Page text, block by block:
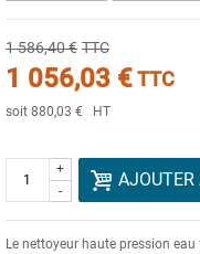
1 586,40 € TTC
1 056,03 €TTC
soit 880,03 € HT
-
+ AJOUTER
Le nettoyeur haute pression